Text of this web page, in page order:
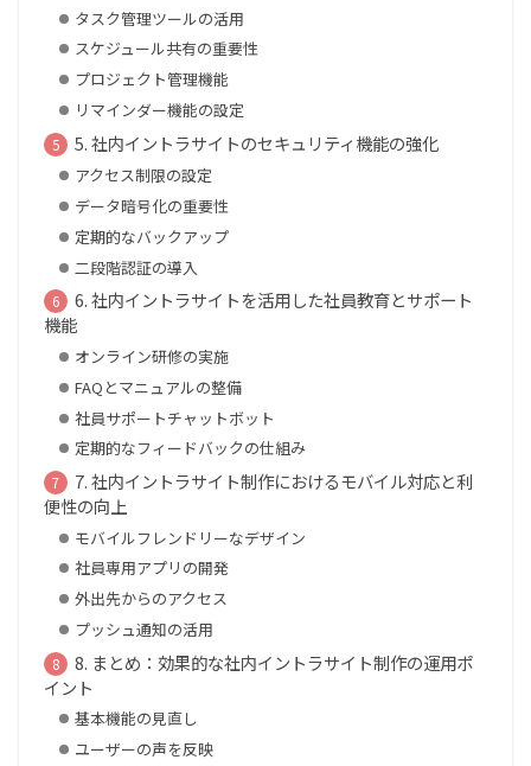
タスク管理ツールの活用
スケジュール共有の重要性
プロジェクト管理機能
リマインダー機能の設定
5. 社内イントラサイトのセキュリティ機能の強化
アクセス制限の設定
データ暗号化の重要性
定期的なバックアップ
二段階認証の導入
6. 社内イントラサイトを活用した社員教育とサポート
機能
オンライン研修の実施
FAQとマニュアルの整備
社員サポートチャットボット
定期的なフィードバックの仕組み
7. 社内イントラサイト制作におけるモバイル対応と利
便性の向上
モバイルフレンドリーなデザイン
社員専用アプリの開発
外出先からのアクセス
プッシュ通知の活用
8. まとめ：効果的な社内イントラサイト制作の運用ポ
イント
基本機能の見直し
ユーザーの声を反映